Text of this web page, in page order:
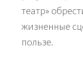
театр»
жизненные
пользе.